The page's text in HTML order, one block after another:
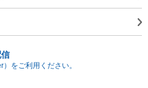
をご利用ください。